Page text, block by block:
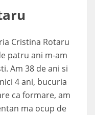
Cristina Rotaru
patru ani m-am
Am 38 de ani si
4 ani, bucuria
ca formare, am
ma ocup de